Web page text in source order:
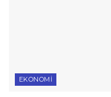
EKONOMI